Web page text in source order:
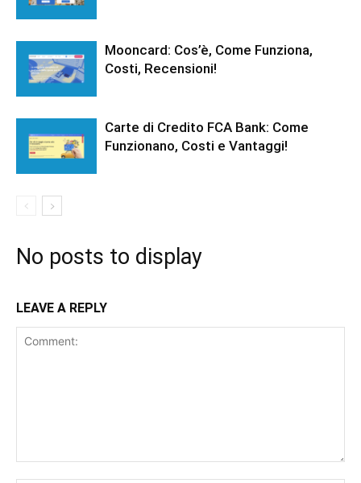
Mooncard: Cos’è, Come Funziona,
Costi, Recensioni!
Carte di Credito FCA Bank: Come
Funzionano, Costi e Vantaggi!
No posts to display
LEAVE A REPLY